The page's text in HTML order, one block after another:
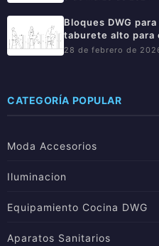
Bloques DWG
taburete alto para
28 de febrero de
CATEGORÍA POPULAR
Moda Accesorios
Iluminacion
Equipamiento Cocina DWG
Aparatos Sanitarios